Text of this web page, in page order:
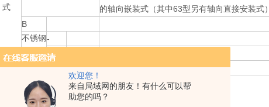
欢迎您！
来自局域网的朋友！有什么可以帮
助您的吗？
式
的轴向嵌装式（其中63型另有轴向直接安装式）
B
不锈钢 -
FZ
耐蚀抗振
功能